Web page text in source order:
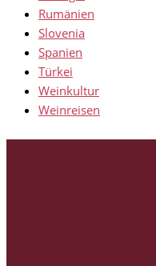
Rumänien
Slovenia
Spanien
Türkei
Weinkultur
Weinreisen